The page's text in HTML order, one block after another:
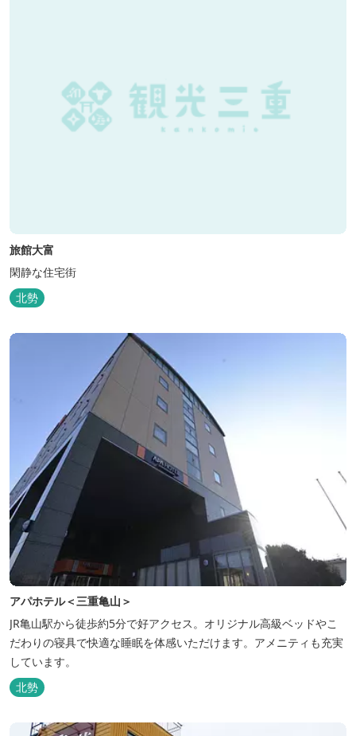
旅館大富
閑静な住宅街
北勢
アパホテル＜三重亀山＞
JR亀山駅から徒歩約5分で好アクセス。オリジナル高級ベッドやこ
だわりの寝具で快適な睡眠を体感いただけます。アメニティも充実
しています。
北勢